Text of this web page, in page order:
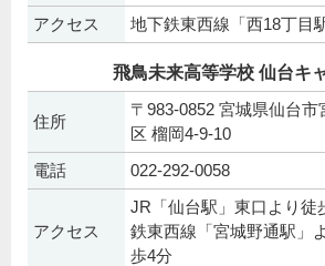
アクセス
地下鉄東西線「西18丁目
飛鳥未来高等学校 仙台キ
住所
〒983-0852 宮城県仙台市
区 榴岡4-9-10
電話 022-292-0058
アクセス
JR「仙台駅」東口より徒
鉄東西線「宮城野通駅」
歩4分